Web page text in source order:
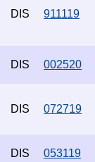
DIS 911119
DIS 002520
DIS 072719
DIS 053119